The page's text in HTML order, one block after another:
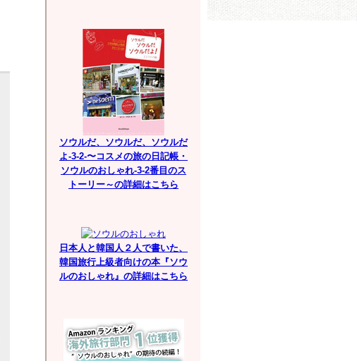
ソウルだ、ソウルだ、ソウルだ
よ-3-2-〜コスメの旅の日記帳・
ソウルのおしゃれ-3-2番目のス
トーリー～の詳細はこちら
日本人と韓国人２人で書いた、
韓国旅行上級者向けの本『ソウ
ルのおしゃれ』の詳細はこちら